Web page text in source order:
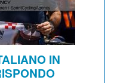
IN